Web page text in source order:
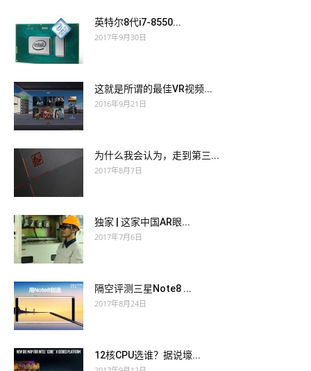
英特尔8代i7-8550...
2017年9月30日
这就是所谓的最佳VR视频...
2016年9月21日
为什么我会认为，走到第三...
2017年8月7日
独家 | 这家中国AR眼...
2017年7月6日
隔空评测三星Note8 ...
2017年8月24日
12核CPU选谁？据说壕...